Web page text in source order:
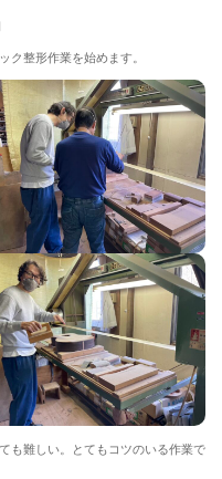
ク整形作業を始めます。
も難しい。とてもコツのいる作業で